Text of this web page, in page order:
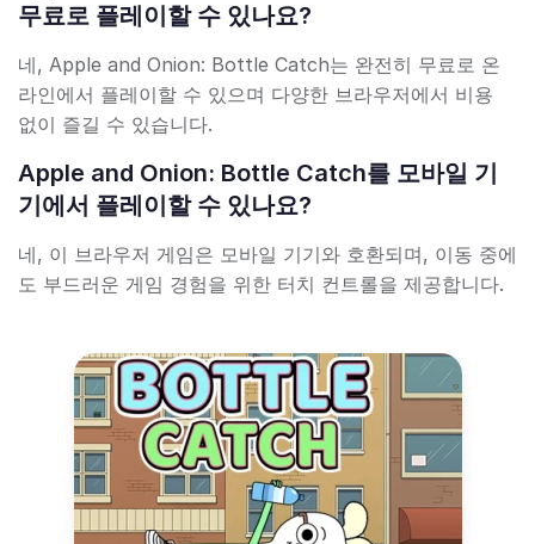
무료로 플레이할 수 있나요?
네, Apple and Onion: Bottle Catch는 완전히 무료로 온
라인에서 플레이할 수 있으며 다양한 브라우저에서 비용
없이 즐길 수 있습니다.
Apple and Onion: Bottle Catch를 모바일 기
기에서 플레이할 수 있나요?
네, 이 브라우저 게임은 모바일 기기와 호환되며, 이동 중에
도 부드러운 게임 경험을 위한 터치 컨트롤을 제공합니다.